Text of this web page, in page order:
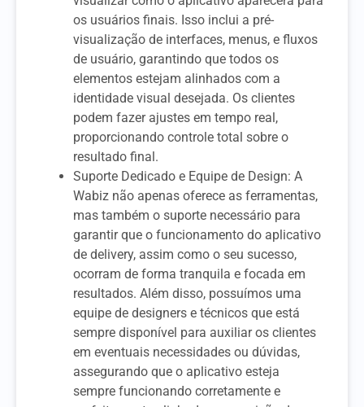
os usuários finais. Isso inclui a pré-
visualização de interfaces, menus, e fluxos
de usuário, garantindo que todos os
elementos estejam alinhados com a
identidade visual desejada. Os clientes
podem fazer ajustes em tempo real,
proporcionando controle total sobre o
resultado final.
Suporte Dedicado e Equipe de Design: A
Wabiz não apenas oferece as ferramentas,
mas também o suporte necessário para
garantir que o funcionamento do aplicativo
de delivery, assim como o seu sucesso,
ocorram de forma tranquila e focada em
resultados. Além disso, possuímos uma
equipe de designers e técnicos que está
sempre disponível para auxiliar os clientes
em eventuais necessidades ou dúvidas,
assegurando que o aplicativo esteja
sempre funcionando corretamente e